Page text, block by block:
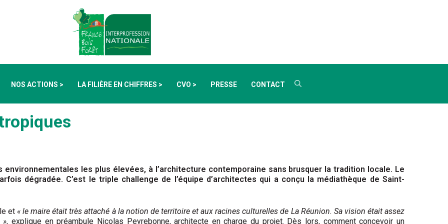
NOS ACTIONS > LA FILIÈRE EN CHIFFRES > CVO > PRESSE CONTACT
les plus élevées, à l’architecture contemporaine sans brusquer la tradition locale. Le
dégradée. C’est le triple challenge de l’équipe d’architectes qui a conçu la médiathèque de Saint-
et « le maire était très attaché à la notion de territoire et aux racines culturelles de La Réunion. Sa vision était assez
», explique en préambule Nicolas Peyrebonne, architecte en charge du projet. Dès lors, comment concevoir un